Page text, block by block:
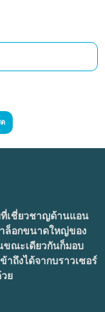
ด
เชี่ยวชาญด้านแอน
าล็อกขนาดใหญ่ของ
ขณะเดียวกันก็มอบ
าถึงได้จากบราวเซอร์
ย